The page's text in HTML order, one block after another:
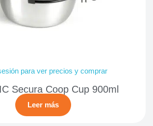
para ver precios y comprar
Secura Coop Cup 900ml
Leer más